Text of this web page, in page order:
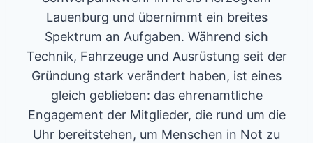
Lauenburg und übernimmt ein breites
Spektrum an Aufgaben. Während sich
Technik, Fahrzeuge und Ausrüstung seit der
Gründung stark verändert haben, ist eines
gleich geblieben: das ehrenamtliche
Engagement der Mitglieder, die rund um die
Uhr bereitstehen, um Menschen in Not zu